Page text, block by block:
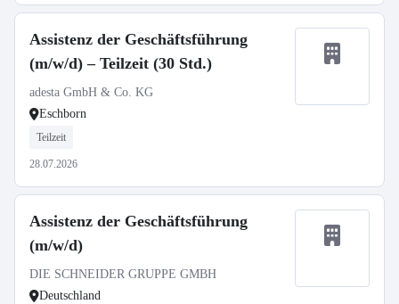
Assistenz der Geschäftsführung
(m/w/d) – Teilzeit (30 Std.)
adesta GmbH & Co. KG
Eschborn
Teilzeit
28.07.2026
Assistenz der Geschäftsführung
(m/w/d)
DIE SCHNEIDER GRUPPE GMBH
Deutschland